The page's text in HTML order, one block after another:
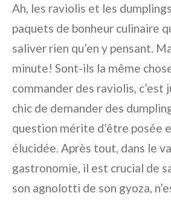
Ah, les raviolis et les
paquets de bonheur culinaire
saliver rien qu’en y pensant.
minute! Sont-ils la même
commander des raviolis, c’est
chic de demander des
question mérite d’être posée
élucidée. Après tout, dans le
gastronomie, il est crucial de
son agnolotti de son gyoza,